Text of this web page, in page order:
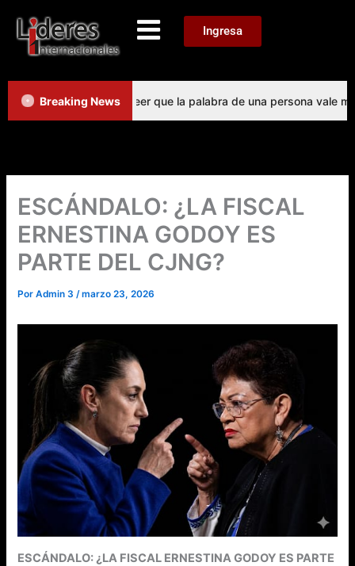
contenido
MenuIngresa
Breaking News
dejamos de creer que la palabra de una persona vale más
ESCÁNDALO: ¿LA FISCAL
ERNESTINA GODOY ES
PARTE DEL CJNG?
PorAdmin 3 /marzo 23, 2026
ESCÁNDALO: ¿LA FISCAL ERNESTINA GODOY ES PARTE